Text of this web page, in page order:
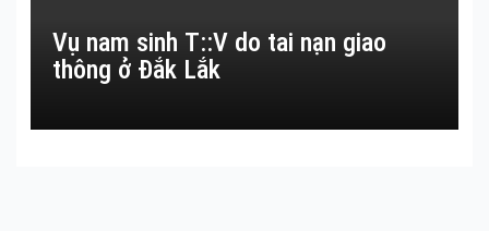
Vụ nam sinh T::V do tai nạn giao
thông ở Đắk Lắk